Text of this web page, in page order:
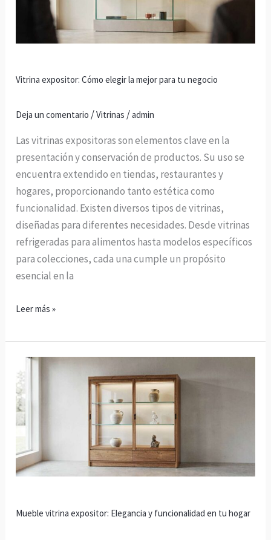
Vitrina expositor: Cómo elegir la mejor para tu negocio
Deja un comentario /Vitrinas /admin
Las vitrinas expositoras son elementos clave en la
presentación y conservación de productos. Su uso se
encuentra extendido en tiendas, restaurantes y
hogares, proporcionando tanto estética como
funcionalidad. Existen diversos tipos de vitrinas,
diseñadas para diferentes necesidades. Desde vitrinas
refrigeradas para alimentos hasta modelos específicos
para colecciones, cada una cumple un propósito
esencial en la
Leer más »
Mueble vitrina expositor: Elegancia y funcionalidad en tu hogar
Mueble
vitrina
expositor:
Elegancia
funcionalidad
en